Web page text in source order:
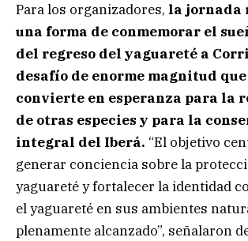
Para los organizadores, la jornada
una forma de conmemorar el
del regreso del yaguareté a
desafío de enorme magnitud que
convierte en esperanza para la
de otras especies y para la
integral del Iberá. “El objetivo
generar conciencia sobre la
yaguareté y fortalecer la identidad
el yaguareté en sus ambientes
plenamente alcanzado”, señalaron